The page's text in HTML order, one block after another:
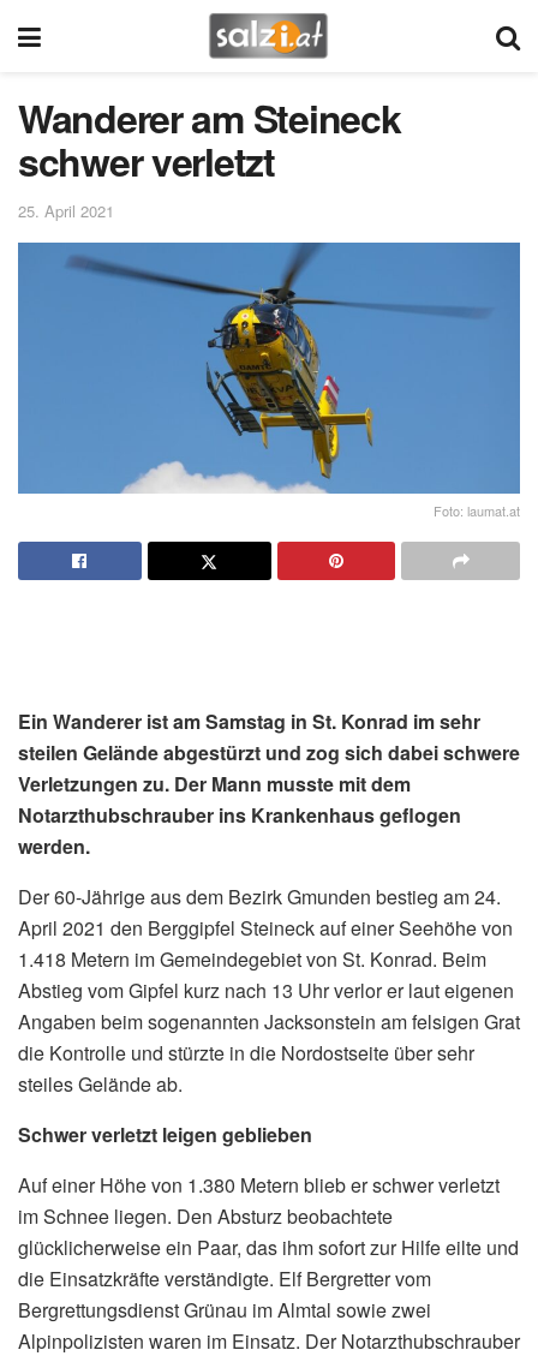
Wanderer am Steineck
schwer verletzt
25. April 2021
Foto: laumat.at
Ein Wanderer ist am Samstag in St. Konrad im sehr
steilen Gelände abgestürzt und zog sich dabei schwere
Verletzungen zu. Der Mann musste mit dem
Notarzthubschrauber ins Krankenhaus geflogen
werden.
Der 60-Jährige aus dem Bezirk Gmunden bestieg am 24.
April 2021 den Berggipfel Steineck auf einer Seehöhe von
1.418 Metern im Gemeindegebiet von St. Konrad. Beim
Abstieg vom Gipfel kurz nach 13 Uhr verlor er laut eigenen
Angaben beim sogenannten Jacksonstein am felsigen Grat
die Kontrolle und stürzte in die Nordostseite über sehr
steiles Gelände ab.
Schwer verletzt leigen geblieben
Auf einer Höhe von 1.380 Metern blieb er schwer verletzt
im Schnee liegen. Den Absturz beobachtete
glücklicherweise ein Paar, das ihm sofort zur Hilfe eilte und
die Einsatzkräfte verständigte. Elf Bergretter vom
Bergrettungsdienst Grünau im Almtal sowie zwei
Alpinpolizisten waren im Einsatz. Der Notarzthubschrauber